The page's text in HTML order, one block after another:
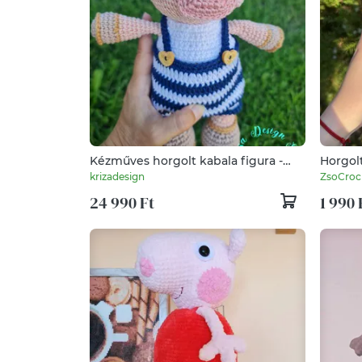
Kézműves horgolt kabala figura -
Rupert malac
krizadesign
24 990 Ft 1 990